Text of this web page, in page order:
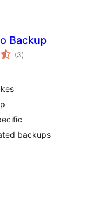
Backup
(3celkové
hodnocení
)
backups